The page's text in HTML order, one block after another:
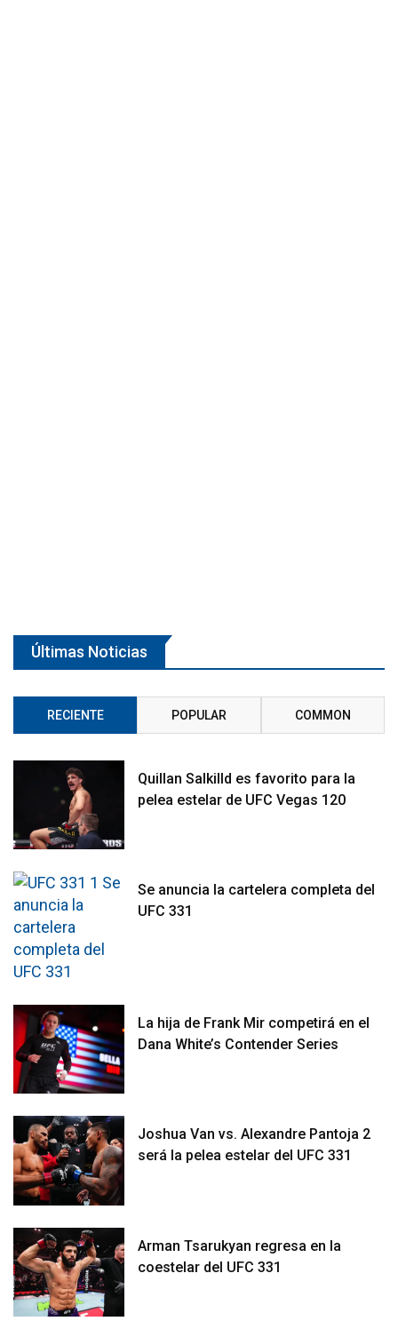
Últimas Noticias
RECIENTE POPULAR COMMON
Quillan Salkilld es favorito para la
pelea estelar de UFC Vegas 120
Se anuncia la cartelera completa del
UFC 331
La hija de Frank Mir competirá en el
Dana White’s Contender Series
Joshua Van vs. Alexandre Pantoja 2
será la pelea estelar del UFC 331
Arman Tsarukyan regresa en la
coestelar del UFC 331